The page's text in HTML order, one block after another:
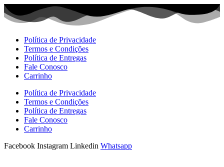
Ir
para
Política de Privacidade
Termos e Condições
Política de Entregas
Fale Conosco
Carrinho
Política de Privacidade
Termos e Condições
Política de Entregas
Fale Conosco
Carrinho
Facebook Instagram Linkedin Whatsapp